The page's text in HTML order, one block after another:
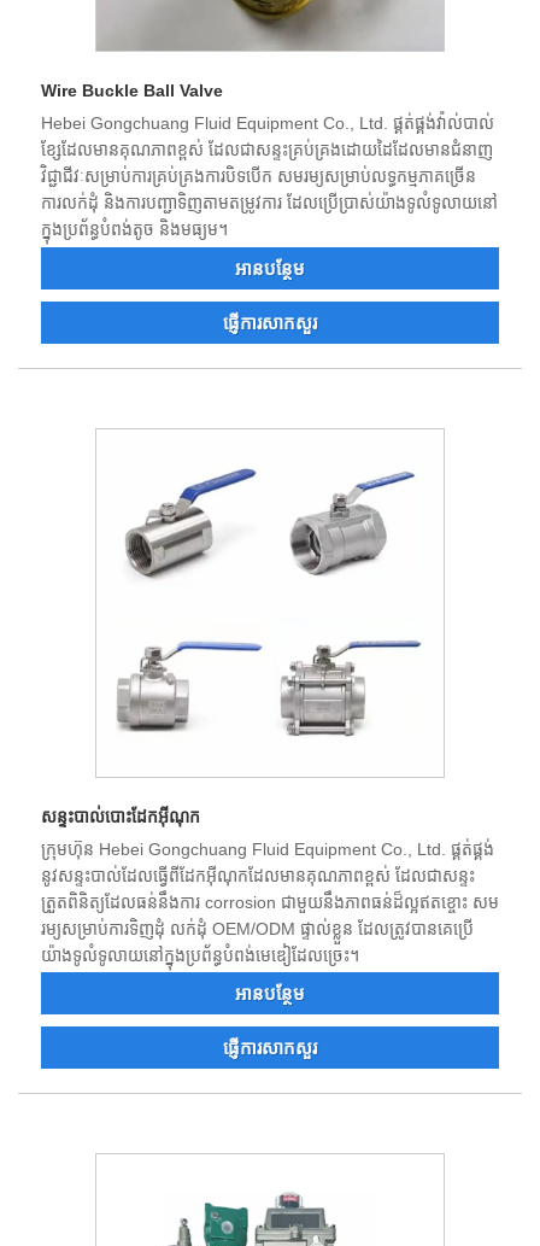
Wire Buckle Ball Valve
Hebei Gongchuang Fluid Equipment Co., Ltd. ផ្គត់ផ្គង់វ៉ាល់បាល់
ខ្សែដែលមានគុណភាពខ្ពស់ ដែលជាសន្ទះគ្រប់គ្រងដោយដៃដែលមានជំនាញ
វិជ្ជាជីវៈសម្រាប់ការគ្រប់គ្រងការបិទបើក សមរម្យសម្រាប់លទ្ធកម្មភាគច្រើន
ការលក់ដុំ និងការបញ្ជាទិញតាមតម្រូវការ ដែលប្រើប្រាស់យ៉ាងទូលំទូលាយនៅ
ក្នុងប្រព័ន្ធបំពង់តូច និងមធ្យម។
អាន​បន្ថែម
ផ្ញើការសាកសួរ
សន្ទះបាល់បោះដែកអ៊ីណុក
ក្រុមហ៊ុន Hebei Gongchuang Fluid Equipment Co., Ltd. ផ្គត់ផ្គង់
នូវសន្ទះបាល់ដែលធ្វើពីដែកអ៊ីណុកដែលមានគុណភាពខ្ពស់ ដែលជាសន្ទះ
ត្រួតពិនិត្យដែលធន់នឹងការ corrosion ជាមួយនឹងភាពធន់ដ៏ល្អឥតខ្ចោះ សម
រម្យសម្រាប់ការទិញដុំ លក់ដុំ OEM/ODM ផ្ទាល់ខ្លួន ដែលត្រូវបានគេប្រើ
យ៉ាងទូលំទូលាយនៅក្នុងប្រព័ន្ធបំពង់មេឌៀដែលច្រេះ។
អាន​បន្ថែម
ផ្ញើការសាកសួរ